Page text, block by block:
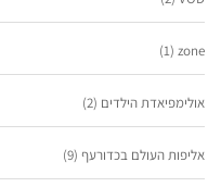
zone
(1)
אולימפיאדת הילדים (2)
אליפות העולם בכדורעף (9)